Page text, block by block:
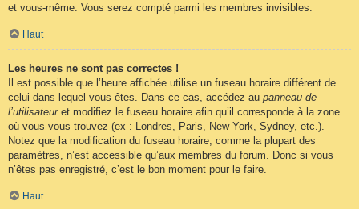
et vous-même. Vous serez compté parmi les membres invisibles.
Haut
Les heures ne sont pas correctes !
Il est possible que l’heure affichée utilise un fuseau horaire différent de
celui dans lequel vous êtes. Dans ce cas, accédez au panneau de
l’utilisateuret modifiez le fuseau horaire afin qu’il corresponde à la zone
où vous vous trouvez (ex : Londres, Paris, New York, Sydney, etc.).
Notez que la modification du fuseau horaire, comme la plupart des
paramètres, n’est accessible qu’aux membres du forum. Donc si vous
n’êtes pas enregistré, c’est le bon moment pour le faire.
Haut